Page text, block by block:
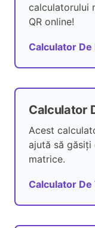
calculatorului
QR online!
Calculator De
Calculator
Acest
ajută să găsiți
matrice.
Calculator